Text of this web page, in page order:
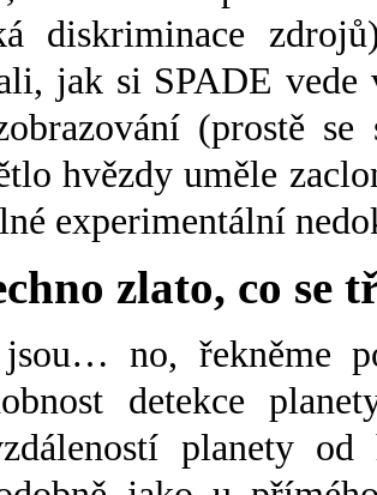
diskriminace
jak si SPADE
(prostě
hvězdy uměle
experimentální
zlato, co se
no, řekněme
detekce
planety